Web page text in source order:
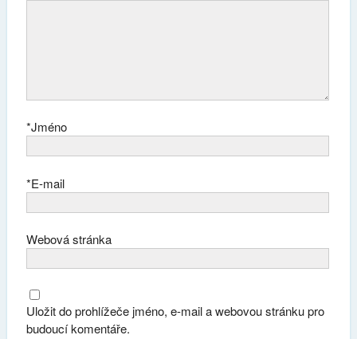
Jméno
*
E-mail
*
Webová stránka
Uložit do prohlížeče jméno, e-mail a webovou stránku pro
budoucí komentáře.